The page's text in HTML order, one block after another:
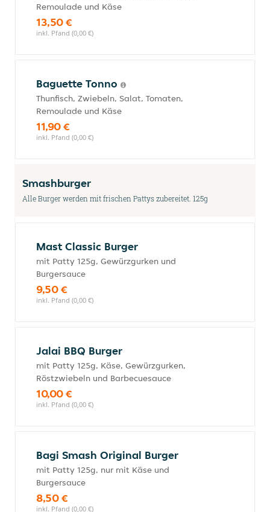
Remoulade und Käse
13,50 €
inkl. Pfand (0,00 €)
Baguette Tonno
Thunfisch, Zwiebeln, Salat, Tomaten,
Remoulade und Käse
11,90 €
inkl. Pfand (0,00 €)
Smashburger
Alle Burger werden mit frischen Pattys zubereitet. 125g
Mast Classic Burger
mit Patty 125g, Gewürzgurken und
Burgersauce
9,50 €
inkl. Pfand (0,00 €)
Jalai BBQ Burger
mit Patty 125g, Käse, Gewürzgurken,
Röstzwiebeln und Barbecuesauce
10,00 €
inkl. Pfand (0,00 €)
Bagi Smash Original Burger
mit Patty 125g, nur mit Käse und
Burgersauce
8,50 €
inkl. Pfand (0,00 €)